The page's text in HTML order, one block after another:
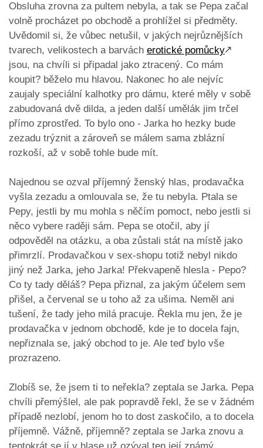
Obsluha zrovna za pultem nebyla, a tak se Pepa začal
volně procházet po obchodě a prohlížel si předměty.
Uvědomil si, že vůbec netušil, v jakých nejrůznějších
tvarech, velikostech a barvách erotické pomůcky🡕
jsou, na chvíli si připadal jako ztracený. Co mám
koupit? běželo mu hlavou. Nakonec ho ale nejvíc
zaujaly speciální kalhotky pro dámu, které měly v sobě
zabudovaná dvě dilda, a jeden další umělák jim trčel
přímo zprostřed. To bylo ono - Jarka ho hezky bude
zezadu trýznit a zároveň se málem sama zblázní
rozkoší, až v sobě tohle bude mít.
Najednou se ozval příjemný ženský hlas, prodavačka
vyšla zezadu a omlouvala se, že tu nebyla. Ptala se
Pepy, jestli by mu mohla s něčím pomoct, nebo jestli si
něco vybere raději sám. Pepa se otočil, aby jí
odpověděl na otázku, a oba zůstali stát na místě jako
přimrzlí. Prodavačkou v sex-shopu totiž nebyl nikdo
jiný než Jarka, jeho Jarka! Překvapeně hlesla - Pepo?
Co ty tady děláš? Pepa přiznal, za jakým účelem sem
přišel, a červenal se u toho až za ušima. Neměl ani
tušení, že tady jeho milá pracuje. Řekla mu jen, že je
prodavačka v jednom obchodě, kde je to docela fajn,
nepřiznala se, jaký obchod to je. Ale teď bylo vše
prozrazeno.
Zlobíš se, že jsem ti to neřekla? zeptala se Jarka. Pepa
chvíli přemýšlel, ale pak popravdě řekl, že se v žádném
případě nezlobí, jenom ho to dost zaskočilo, a to docela
příjemně. Vážně, příjemně? zeptala se Jarka znovu a